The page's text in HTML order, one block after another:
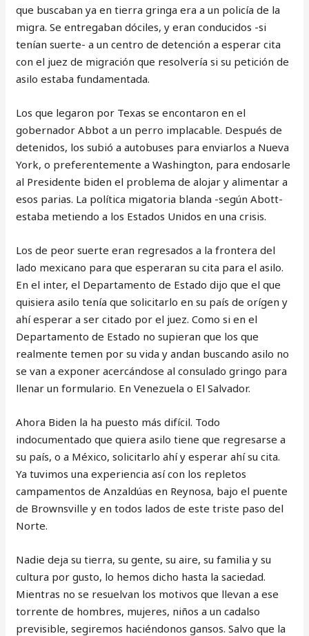
que buscaban ya en tierra gringa era a un policía de la
migra. Se entregaban dóciles, y eran conducidos -si
tenían suerte- a un centro de detención a esperar cita
con el juez de migración que resolvería si su petición de
asilo estaba fundamentada.
Los que legaron por Texas se encontaron en el
gobernador Abbot a un perro implacable. Después de
detenidos, los subió a autobuses para enviarlos a Nueva
York, o preferentemente a Washington, para endosarle
al Presidente biden el problema de alojar y alimentar a
esos parias. La política migatoria blanda -según Abott-
estaba metiendo a los Estados Unidos en una crisis.
Los de peor suerte eran regresados a la frontera del
lado mexicano para que esperaran su cita para el asilo.
En el inter, el Departamento de Estado dijo que el que
quisiera asilo tenía que solicitarlo en su país de orígen y
ahí esperar a ser citado por el juez. Como si en el
Departamento de Estado no supieran que los que
realmente temen por su vida y andan buscando asilo no
se van a exponer acercándose al consulado gringo para
llenar un formulario. En Venezuela o El Salvador.
Ahora Biden la ha puesto más difícil. Todo
indocumentado que quiera asilo tiene que regresarse a
su país, o a México, solicitarlo ahí y esperar ahí su cita.
Ya tuvimos una experiencia así con los repletos
campamentos de Anzaldúas en Reynosa, bajo el puente
de Brownsville y en todos lados de este triste paso del
Norte.
Nadie deja su tierra, su gente, su aire, su familia y su
cultura por gusto, lo hemos dicho hasta la saciedad.
Mientras no se resuelvan los motivos que llevan a ese
torrente de hombres, mujeres, niños a un cadalso
previsible, segiremos haciéndonos gansos. Salvo que la